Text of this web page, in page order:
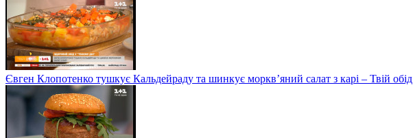
Євген Клопотенко тушкує Кальдейраду та шинкує моркв’яний салат з карі – Твій обід